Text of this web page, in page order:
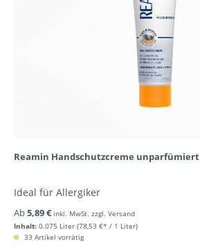
Reamin Handschutzcreme unparfümiert
Ideal für Allergiker
Inhalt: 0.075 Liter (78,53 €* / 1 Liter)
Ab5,89 € inkl. MwSt. zzgl. Versand
33 Artikel vorrätig